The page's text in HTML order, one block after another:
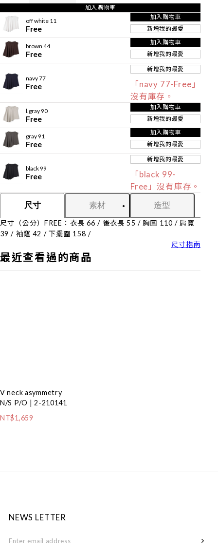
加入購物車
off white 11
Free
加入購物車
新增我的最愛
brown 44
Free
加入購物車
新增我的最愛
navy 77
Free
新增我的最愛
「navy 77-Free」
沒有庫存。
l.gray 90
Free
加入購物車
新增我的最愛
gray 91
Free
加入購物車
新增我的最愛
black 99
Free
新增我的最愛
「black 99-
Free」沒有庫存。
尺寸 素材 造型
尺寸（公分）FREE：衣長 66 / 後衣長 55 / 胸圍 110 / 肩寬
39 / 袖窿 42 / 下擺圍 158 /
尺寸指南
最近查看過的商品
V neck asymmetry
N/S P/O | 2-210141
NT$1,659
NEWS LETTER